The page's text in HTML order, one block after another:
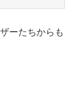
ーたちからも